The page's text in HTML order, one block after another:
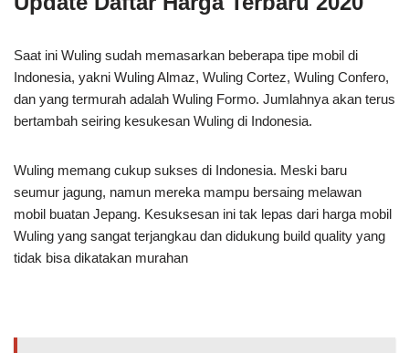
Saat ini Wuling sudah memasarkan beberapa tipe mobil di
Indonesia, yakni Wuling Almaz, Wuling Cortez, Wuling Confero,
dan yang termurah adalah Wuling Formo. Jumlahnya akan terus
bertambah seiring kesukesan Wuling di Indonesia.
Wuling memang cukup sukses di Indonesia. Meski baru
seumur jagung, namun mereka mampu bersaing melawan
mobil buatan Jepang. Kesuksesan ini tak lepas dari harga mobil
Wuling yang sangat terjangkau dan didukung build quality yang
tidak bisa dikatakan murahan